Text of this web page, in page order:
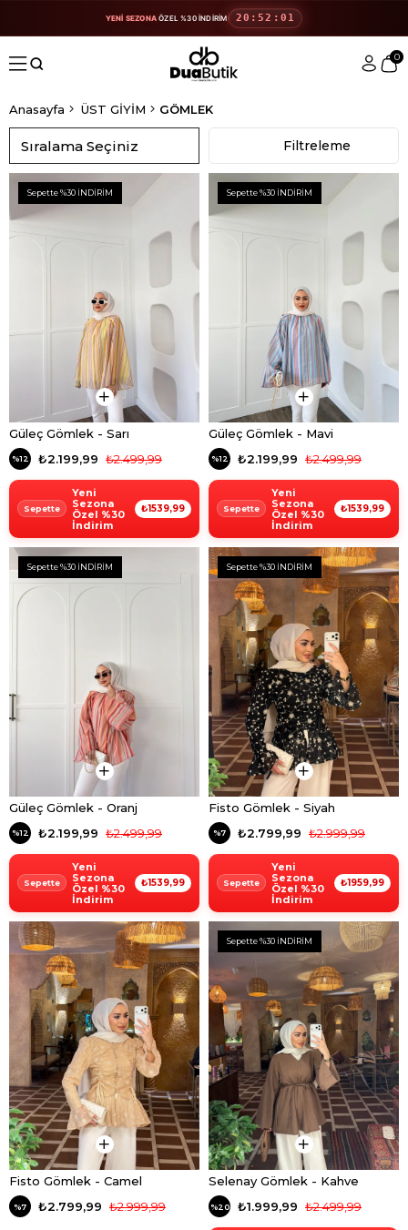
YENİ SEZONAÖZEL %30 İNDİRİM 20:52:00
0
Anasayfa ÜST GİYİM GÖMLEK
Filtreleme
Sıralama
Güleç Gömlek - Sarı
%12 ₺2.199,99 ₺2.499,99
Yeni
Sezona
Özel %30
İndirim
₺1539,99
Sepette %30 İNDİRİM
Güleç Gömlek - Mavi
%12 ₺2.199,99 ₺2.499,99
Yeni
Sezona
Özel %30
İndirim
₺1539,99
Sepette %30 İNDİRİM
Güleç Gömlek - Oranj
%12 ₺2.199,99 ₺2.499,99
Yeni
Sezona
Özel %30
İndirim
₺1539,99
Sepette %30 İNDİRİM
Fisto Gömlek - Siyah
%7 ₺2.799,99 ₺2.999,99
Yeni
Sezona
Özel %30
İndirim
₺1959,99
Sepette %30 İNDİRİM
Fisto Gömlek - Camel
%7 ₺2.799,99 ₺2.999,99
Selenay Gömlek - Kahve
%20 ₺1.999,99 ₺2.499,99
Sepette %30 İNDİRİM